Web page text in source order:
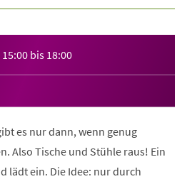
15:00 bis 18:00
es nur dann, wenn genug
Also Tische und Stühle raus! Ein
lädt ein. Die Idee: nur durch